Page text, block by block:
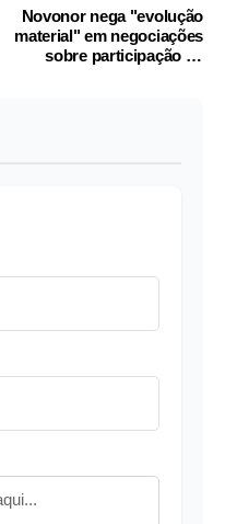
Novonor nega "evolução
material" em negociações
sobre participação na